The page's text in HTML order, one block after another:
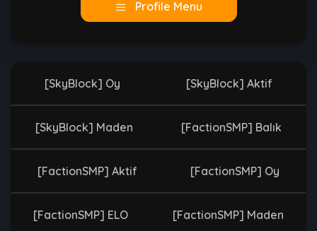
Profile Menu
[SkyBlock] Oy [SkyBlock] Aktif
[SkyBlock] Maden [FactionSMP] Balık
[FactionSMP] Aktif [FactionSMP] Oy
[FactionSMP] ELO [FactionSMP] Maden